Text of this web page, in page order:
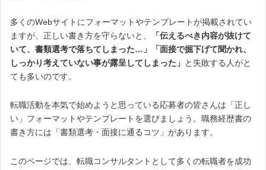
多くのWebサイトにフォーマットやテンプレートが掲載されてい
ますが、正しい書き方を守らないと、
「伝えるべき内容が抜けて
いて、書類選考で落ちてしまった…」「面接で掘下げて聞かれ、
しっかり考えていない事が露呈してしまった」 と失敗する人がと
ても多いのです。
転職活動を本気で始めようと思っている応募者の皆さんは「正し
い」フォーマットやテンプレートを選びましょう。職務経歴書の
書き方には「書類選考・面接に通るコツ」があります。
このページでは、転職コンサルタントとして多くの転職者を成功